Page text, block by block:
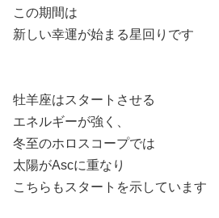
この期間は
新しい幸運が始まる星回りです
牡羊座はスタートさせる
エネルギーが強く、
冬至のホロスコープでは
太陽がAscに重なり
こちらもスタートを示しています